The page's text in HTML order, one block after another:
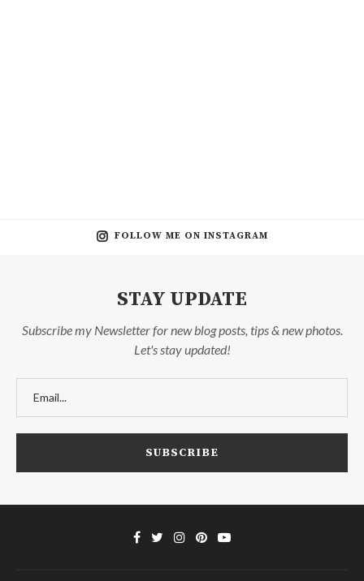
FOLLOW ME ON INSTAGRAM
STAY UPDATE
Subscribe my Newsletter for new blog posts, tips & new photos.
Let's stay updated!